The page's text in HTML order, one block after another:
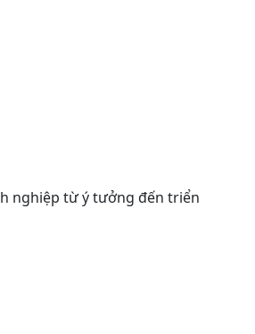
nghiệp từ ý tưởng đến triển